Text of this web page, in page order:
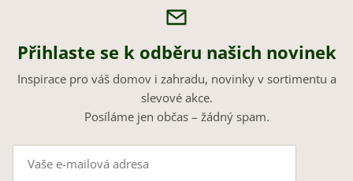
Přihlaste se k odběru našich novinek
Inspirace pro váš domov i zahradu, novinky v sortimentu a
slevové akce.
Posíláme jen občas – žádný spam.